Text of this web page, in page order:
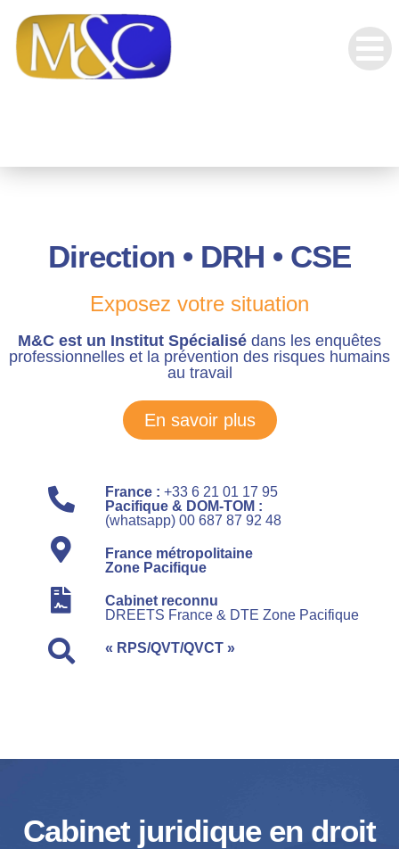
Direction • DRH • CSE
Exposez votre situation
M&C est un Institut Spécialisé dans les enquêtes
professionnelles et la prévention des risques humains
au travail
En savoir plus
France : +33 6 21 01 17 95
Pacifique & DOM-TOM :
(whatsapp) 00 687 87 92 48
France métropolitaine
Zone Pacifique
Cabinet reconnu
DREETS France & DTE Zone Pacifique
« RPS/QVT/QVCT »
Cabinet juridique en droit